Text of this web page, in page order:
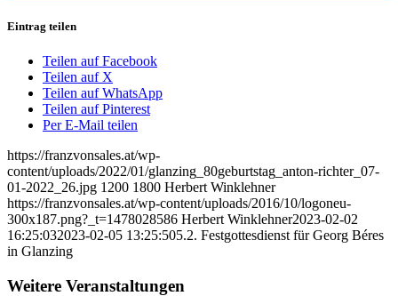
Eintrag teilen
Teilen auf Facebook
Teilen auf X
Teilen auf WhatsApp
Teilen auf Pinterest
Per E-Mail teilen
https://franzvonsales.at/wp-
content/uploads/2022/01/glanzing_80geburtstag_anton-richter_07-
01-2022_26.jpg 1200 1800 Herbert Winklehner
https://franzvonsales.at/wp-content/uploads/2016/10/logoneu-
300x187.png?_t=1478028586 Herbert Winklehner2023-02-02
16:25:032023-02-05 13:25:505.2. Festgottesdienst für Georg Béres
in Glanzing
Weitere Veranstaltungen